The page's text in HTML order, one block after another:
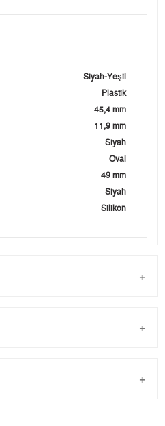
Siyah-Yeşil
Plastik
45,4 mm
11,9 mm
Siyah
Oval
49 mm
Siyah
Silikon